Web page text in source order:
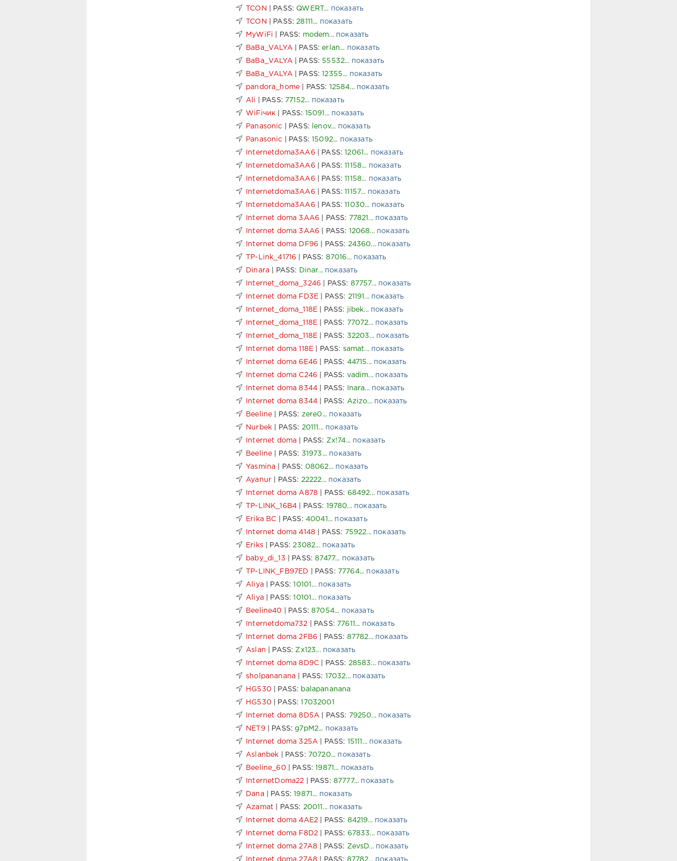
TCON | PASS: QWERT... показать
TCON | PASS: 28111... показать
MyWiFi | PASS: modem... показать
BaBa_VALYA | PASS:erlan... показать
BaBa_VALYA | PASS: 55532... показать
BaBa_VALYA | PASS:12355... показать
pandora_home | PASS: 12584... показать
Ali | PASS: 77152... показать
WiFiчик | PASS: 15091... показать
Panasonic | PASS: lenov... показать
Panasonic | PASS:15092... показать
Internetdoma3AA6 | PASS:12061... показать
Internetdoma3AA6 | PASS:11158... показать
Internetdoma3AA6 | PASS:11158... показать
Internetdoma3AA6 | PASS:11157... показать
Internetdoma3AA6 | PASS:11030... показать
Internet doma 3AA6 | PASS: 77821... показать
Internet doma 3AA6 | PASS: 12068... показать
Internet doma DF96 | PASS: 24360... показать
TP-Link_41716 | PASS: 87016... показать
Dinara | PASS: Dinar... показать
Internet_doma_3246 | PASS: 87757... показать
Internet doma FD3E | PASS: 21191... показать
Internet_doma_118E | PASS: jibek... показать
Internet_doma_118E | PASS: 77072... показать
Internet_doma_118E | PASS: 32203... показать
Internet doma 118E | PASS: samat... показать
Internet doma 6E46 | PASS: 44715... показать
Internet doma C246 | PASS: vadim... показать
Internet doma 8344 | PASS: Inara... показать
Internet doma 8344 | PASS: Azizo... показать
Beeline | PASS: zere0... показать
Nurbek | PASS: 20111... показать
Internet doma | PASS: Zx!74... показать
Beeline | PASS: 31973... показать
Yasmina | PASS: 08062... показать
Ayanur | PASS: 22222... показать
Internet doma A878 | PASS: 68492... показать
TP-LINK_16B4 | PASS: 19780... показать
Erika BC | PASS: 40041... показать
Internet doma 4148 | PASS: 75922... показать
Eriks| PASS: 23082... показать
baby_di_13 | PASS:87477... показать
TP-LINK_FB97ED | PASS: 77764... показать
Aliya | PASS:10101... показать
Aliya | PASS:10101... показать
Beeline40 | PASS:87054... показать
Internetdoma732 | PASS: 77611... показать
Internet doma 2FB6 | PASS: 87782... показать
Aslan | PASS: Zx123... показать
Internet doma 8D9C | PASS: 28583... показать
sholpananana | PASS: 17032... показать
HG530 | PASS: balapananana
HG530 | PASS:17032001
Internet doma 8D5A | PASS: 79250... показать
NET9| PASS:g7pM2... показать
Internet doma 325A | PASS: 15111... показать
Aslanbek | PASS: 70720... показать
Beeline_60 | PASS:19871... показать
InternetDoma22 | PASS: 87777... показать
Dana | PASS:19871... показать
Azamat | PASS: 20011... показать
Internet doma 4AE2 | PASS: 84219... показать
Internet doma F8D2 | PASS: 67833... показать
Internet doma 27A8 | PASS: ZevsD... показать
Internet doma 27A8 | PASS: 87782... показать